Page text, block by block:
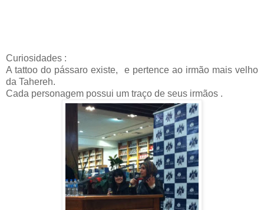
Curiosidades :
A tattoo do pássaro existe, e pertence ao irmão mais velho
da Tahereh.
Cada personagem possui um traço de seus irmãos .